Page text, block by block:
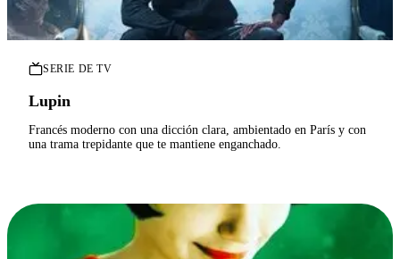
SERIE DE TV
Lupin
Francés moderno con una dicción clara, ambientado en París y con
una trama trepidante que te mantiene enganchado.